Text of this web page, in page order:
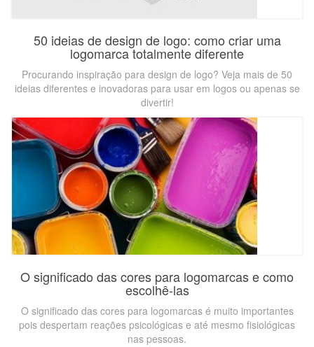
50 ideias de design de logo: como criar uma
logomarca totalmente diferente
Procurando inspiração para design de logo? Veja mais de 50
ideias diferentes e inovadoras para usar em logos ou apenas se
divertir!
O significado das cores para logomarcas e como
escolhê-las
O significado das cores para logomarcas é muito importantes
pois despertam reações psicológicas e até mesmo fisiológicas
nas pessoas.